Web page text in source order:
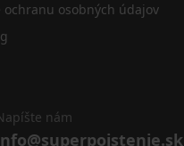
ochranu osobných údajov
nám